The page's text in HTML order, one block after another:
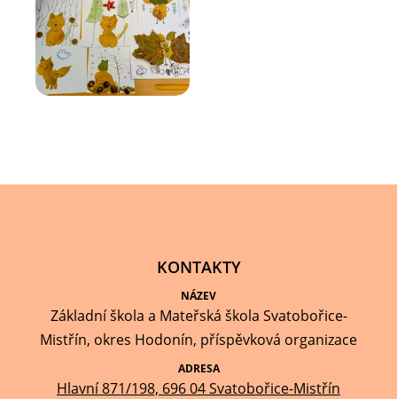
KONTAKTY
NÁZEV
Základní škola a Mateřská škola Svatobořice-
Mistřín, okres Hodonín, příspěvková organizace
ADRESA
Hlavní 871/198, 696 04 Svatobořice-Mistřín